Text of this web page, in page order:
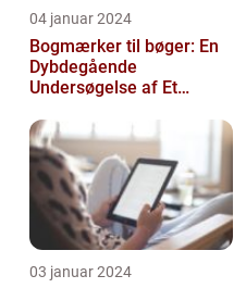
04 januar 2024
Bogmærker til bøger: En
Dybdegående
Undersøgelse af Et
03 januar 2024